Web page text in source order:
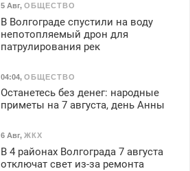
5 Авг, ОБЩЕСТВО
В Волгограде спустили на воду
непотопляемый дрон для
патрулирования рек
04:04, ОБЩЕСТВО
Останетесь без денег: народные
приметы на 7 августа, день Анны
6 Авг, ЖКХ
В 4 районах Волгограда 7 августа
отключат свет из-за ремонта